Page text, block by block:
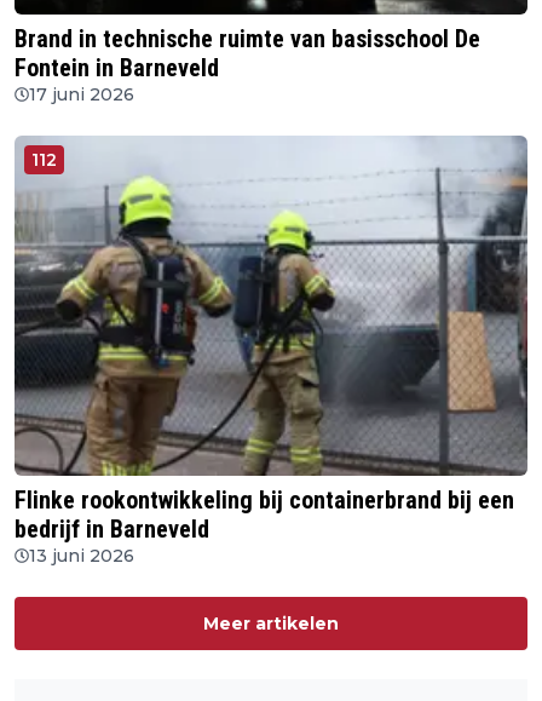
Brand in technische ruimte van basisschool De
Fontein in Barneveld
17 juni 2026
112
Flinke rookontwikkeling bij containerbrand bij een
bedrijf in Barneveld
13 juni 2026
Meer artikelen